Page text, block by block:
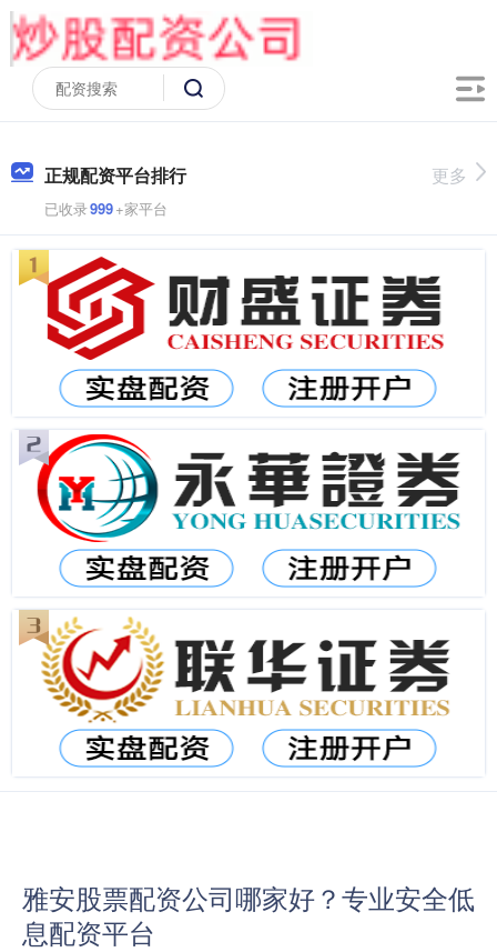
正规配资平台排行
已收录999+家平台
更多
雅安股票配资公司哪家好？专业安全低
息配资平台